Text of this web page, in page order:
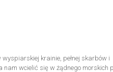
krainie, pełnej skarbów i
wcielić się w żądnego morskich